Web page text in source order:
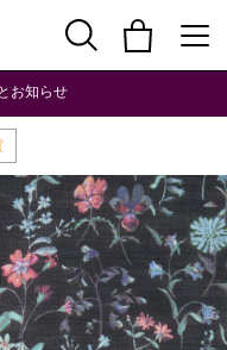
お知らせ